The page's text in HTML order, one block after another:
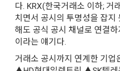
다. KRX(한국거래소 이하; 거
치면서 공시의 투명성을 잡지
해도 공식 공시 채널로 연결
이라는 얘기다.
거래소 공시까지 연계한 기